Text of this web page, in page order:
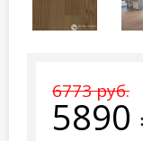
6773 руб.
5890